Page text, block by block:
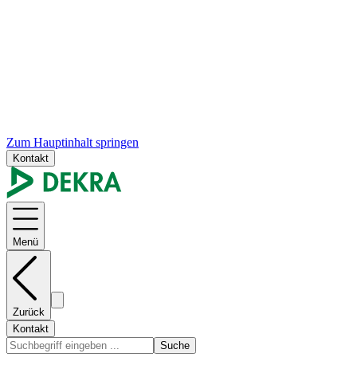
Zum Hauptinhalt springen
Kontakt
Menü
Zurück
Kontakt
Suche